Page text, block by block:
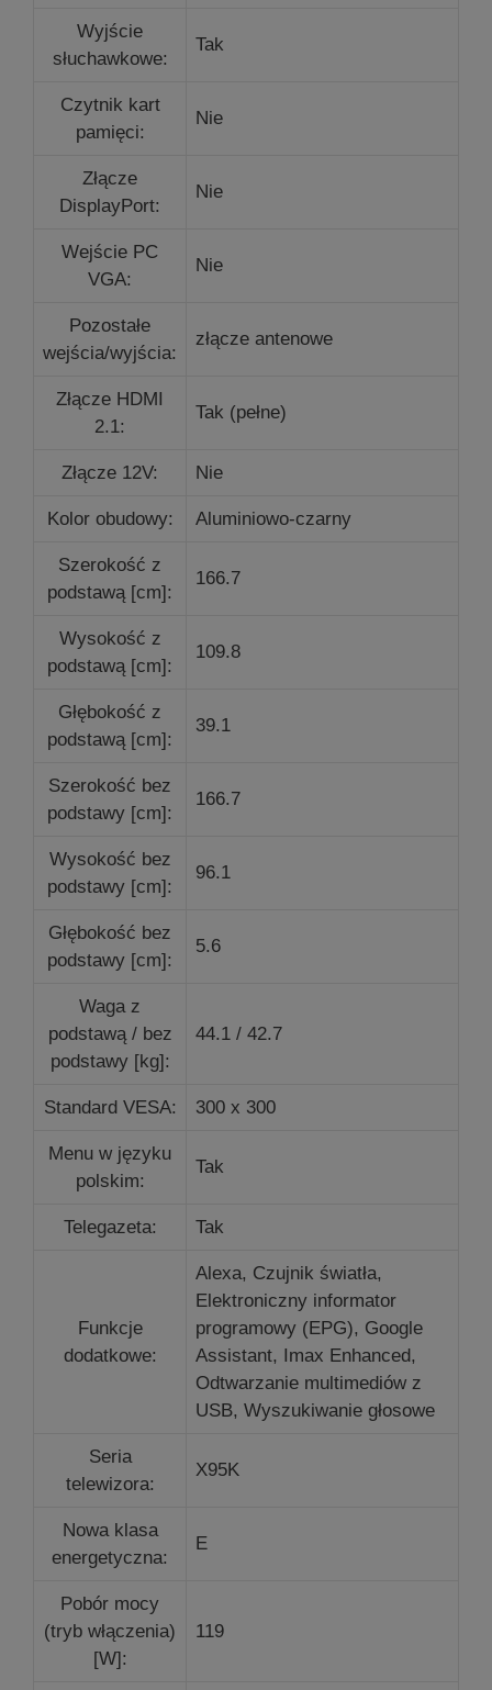
Wyjście
słuchawkowe:
Tak
Czytnik kart
pamięci:
Nie
Złącze
DisplayPort:
Nie
Wejście PC
VGA:
Nie
Pozostałe
wejścia/wyjścia:
złącze antenowe
Złącze HDMI
2.1:
Tak (pełne)
Złącze 12V: Nie
Kolor obudowy: Aluminiowo-czarny
Szerokość z
podstawą [cm]:
166.7
Wysokość z
podstawą [cm]:
109.8
Głębokość z
podstawą [cm]:
39.1
Szerokość bez
podstawy [cm]:
166.7
Wysokość bez
podstawy [cm]:
96.1
Głębokość bez
podstawy [cm]:
5.6
Waga z
podstawą / bez
podstawy [kg]:
44.1 / 42.7
Standard VESA: 300 x 300
Menu w języku
polskim:
Tak
Telegazeta: Tak
Funkcje
dodatkowe:
Alexa, Czujnik światła,
Elektroniczny informator
programowy (EPG), Google
Assistant, Imax Enhanced,
Odtwarzanie multimediów z
USB, Wyszukiwanie głosowe
Seria
telewizora:
X95K
Nowa klasa
energetyczna:
E
Pobór mocy
(tryb włączenia)
[W]:
119